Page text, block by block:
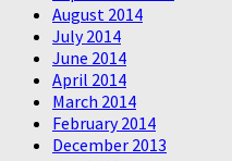
August 2014
July 2014
June 2014
April 2014
March 2014
February 2014
December 2013